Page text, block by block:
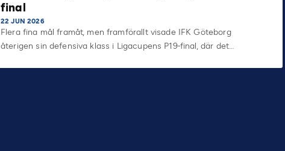
final
22 JUN 2026
Flera fina mål framåt, men framförallt visade IFK Göteborg
återigen sin defensiva klass i Ligacupens P19-final, där det…